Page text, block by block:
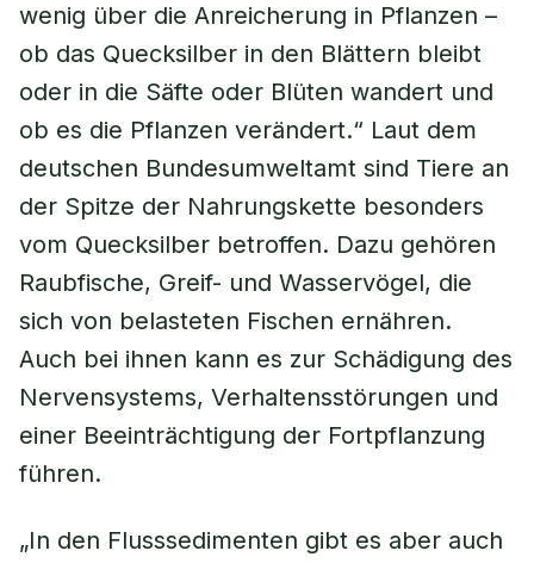
wenig über die Anreicherung in Pflanzen –
ob das Quecksilber in den Blättern bleibt
oder in die Säfte oder Blüten wandert und
ob es die Pflanzen verändert.“ Laut dem
deutschen Bundesumweltamt sind Tiere an
der Spitze der Nahrungskette besonders
vom Quecksilber betroffen. Dazu gehören
Raubfische, Greif- und Wasservögel, die
sich von belasteten Fischen ernähren.
Auch bei ihnen kann es zur Schädigung des
Nervensystems, Verhaltensstörungen und
einer Beeinträchtigung der Fortpflanzung
führen.
„In den Flusssedimenten gibt es aber auch